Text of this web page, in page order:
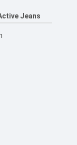
Jeans